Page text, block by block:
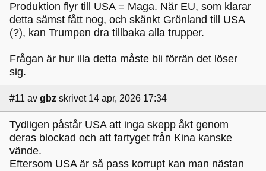
Produktion flyr till USA = Maga. När EU, som klarar
detta sämst fått nog, och skänkt Grönland till USA
(?), kan Trumpen dra tillbaka alla trupper.
Frågan är hur illa detta måste bli förrän det löser
sig.
#11 av gbz skrivet 14 apr, 2026 17:34
Tydligen påstår USA att inga skepp åkt genom
deras blockad och att fartyget från Kina kanske
vände.
Eftersom USA är så pass korrupt kan man nästan